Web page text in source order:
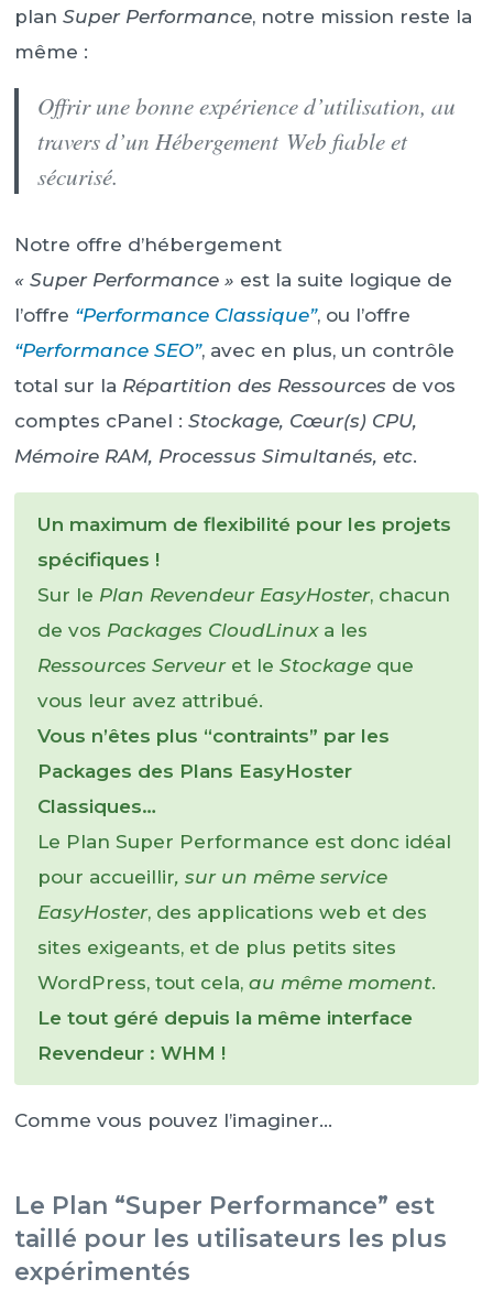
plan Super Performance, notre mission reste la
même :
Offrir une bonne expérience d’utilisation, au
travers d’un Hébergement Web fiable et
sécurisé.
Notre offre d’hébergement
« Super Performance » est la suite logique de
l’offre “Performance Classique”, ou l’offre
“Performance SEO”, avec en plus, un contrôle
total sur la Répartition des Ressources de vos
comptes cPanel : Stockage, Cœur(s) CPU,
Mémoire RAM, Processus Simultanés, etc.
Un maximum de flexibilité pour les projets
spécifiques !
Sur le Plan Revendeur EasyHoster, chacun
de vos Packages CloudLinuxa les
Ressources Serveuret le Stockage que
vous leur avez attribué.
Vous n’êtes plus “contraints” par les
Packages des Plans EasyHoster
Classiques…
Le Plan Super Performance est donc idéal
pour accueillir, sur un même service
EasyHoster, des applications web et des
sites exigeants, et de plus petits sites
WordPress, tout cela, au même moment.
Le tout géré depuis la même interface
Revendeur : WHM !
Comme vous pouvez l’imaginer…
Le Plan “Super Performance” est
taillé pour les utilisateurs les plus
expérimentés